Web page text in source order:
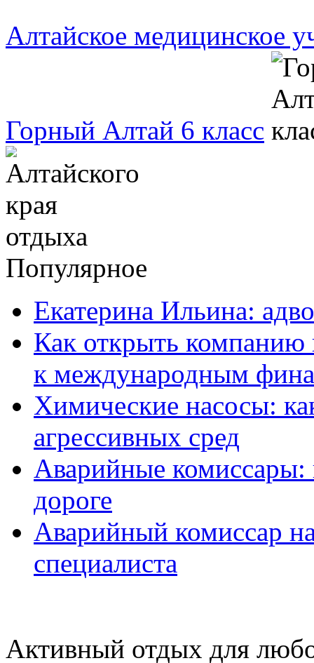
Алтайское медицинское
Горный Алтай 6 класс
Популярное
Екатерина Ильина:
Как открыть компанию
к международным
Химические насосы:
агрессивных сред
Аварийные
дороге
Аварийный комиссар
специалиста
Активный отдых для